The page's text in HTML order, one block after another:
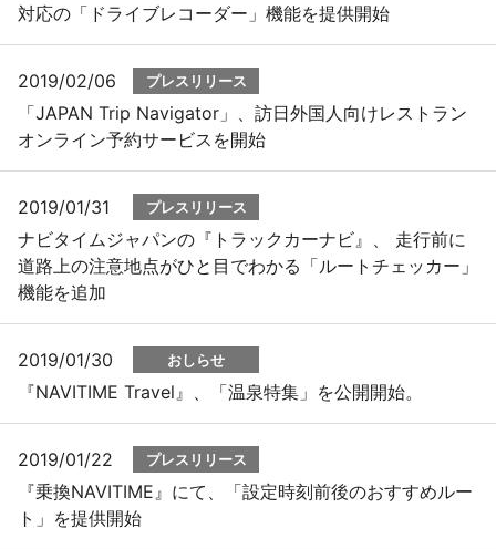
対応の「ドライブレコーダー」機能を提供開始
2019/02/06 プレスリリース
「JAPAN Trip Navigator」、訪日外国人向けレストラン
オンライン予約サービスを開始
2019/01/31 プレスリリース
ナビタイムジャパンの『トラックカーナビ』、 走行前に
道路上の注意地点がひと目でわかる「ルートチェッカー」
機能を追加
2019/01/30 おしらせ
『NAVITIME Travel』、「温泉特集」を公開開始。
2019/01/22 プレスリリース
『乗換NAVITIME』にて、「設定時刻前後のおすすめルー
ト」を提供開始